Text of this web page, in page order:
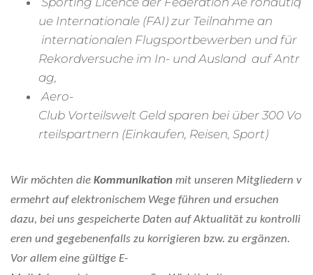
ue Internationale (FAI) zur Teilnahme an
internationalen Flugsportbewerben und für
Rekordversuche im In- und Ausland auf Antr
ag,
Aero-
Club Vorteilswelt Geld sparen bei über 300 Vo
rteilspartnern (Einkaufen, Reisen, Sport)
Wir möchten die Kommunikation mit unseren Mitgliedern v
ermehrt auf elektronischem Wege führen und ersuchen
dazu, bei uns gespeicherte Daten auf Aktualität zu kontrolli
eren und gegebenenfalls zu korrigieren bzw. zu ergänzen.
Vor allem eine gültige E-